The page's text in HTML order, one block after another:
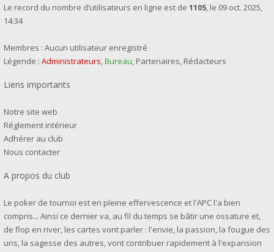
Le record du nombre d’utilisateurs en ligne est de 1105, le 09 oct. 2025,
14:34
Membres : Aucun utilisateur enregistré
Légende : Administrateurs,Bureau, Partenaires, Rédacteurs
Liens importants
Notre site web
Réglement intérieur
Adhérer au club
Nous contacter
A propos du club
Le poker de tournoi est en pleine effervescence et l'APC l'a bien
compris... Ainsi ce dernier va, au fil du temps se bâtir une ossature et,
de flop en river, les cartes vont parler : l'envie, la passion, la fougue des
uns, la sagesse des autres, vont contribuer rapidement à l'expansion